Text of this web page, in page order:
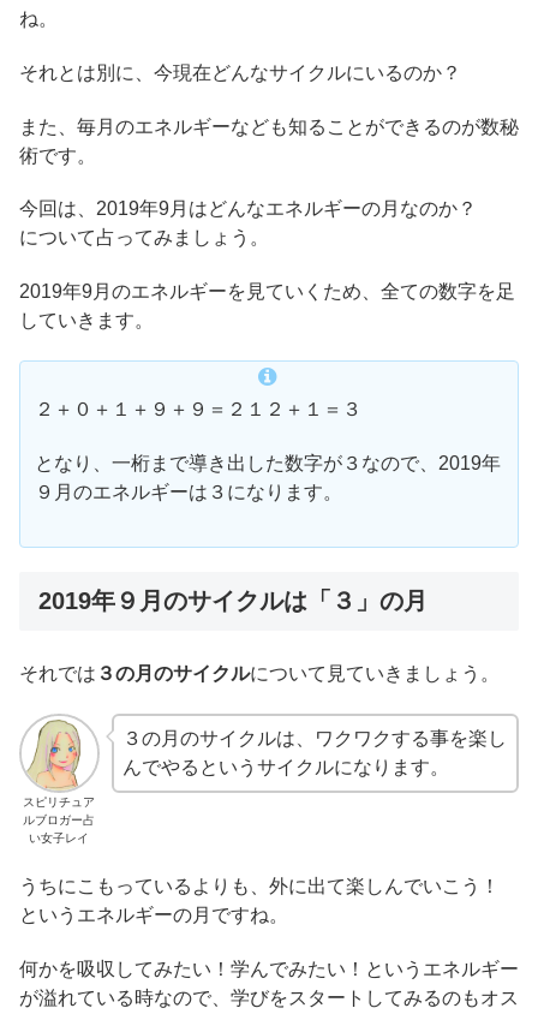
ね。
それとは別に、今現在どんなサイクルにいるのか？
また、毎月のエネルギーなども知ることができるのが数秘
術です。
今回は、2019年9月はどんなエネルギーの月なのか？
について占ってみましょう。
2019年9月のエネルギーを見ていくため、全ての数字を足
していきます。
２＋０＋１＋９＋９＝２１２＋１＝３
となり、一桁まで導き出した数字が３なので、2019年
９月のエネルギーは３になります。
2019年９月のサイクルは「３」の月
それでは ３の月のサイクルについて見ていきましょう。
スピリチュア
ルブロガー占
い女子レイ
３の月のサイクルは、ワクワクする事を楽し
んでやるというサイクルになります。
うちにこもっているよりも、外に出て楽しんでいこう！
というエネルギーの月ですね。
何かを吸収してみたい！学んでみたい！というエネルギー
が溢れている時なので、学びをスタートしてみるのもオス